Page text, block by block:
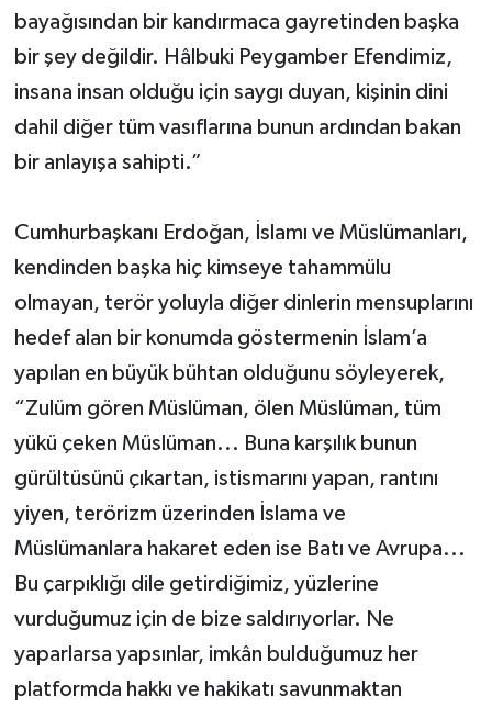
bayağısından bir kandırmaca gayretinden başka
bir şey değildir. Hâlbuki Peygamber Efendimiz,
insana insan olduğu için saygı duyan, kişinin dini
dahil diğer tüm vasıflarına bunun ardından bakan
bir anlayışa sahipti.”
Cumhurbaşkanı Erdoğan, İslamı ve Müslümanları,
kendinden başka hiç kimseye tahammülu
olmayan, terör yoluyla diğer dinlerin mensuplarını
hedef alan bir konumda göstermenin İslam’a
yapılan en büyük bühtan olduğunu söyleyerek,
“Zulüm gören Müslüman, ölen Müslüman, tüm
yükü çeken Müslüman... Buna karşılık bunun
gürültüsünü çıkartan, istismarını yapan, rantını
yiyen, terörizm üzerinden İslama ve
Müslümanlara hakaret eden ise Batı ve Avrupa...
Bu çarpıklığı dile getirdiğimiz, yüzlerine
vurduğumuz için de bize saldırıyorlar. Ne
yaparlarsa yapsınlar, imkân bulduğumuz her
platformda hakkı ve hakikatı savunmaktan